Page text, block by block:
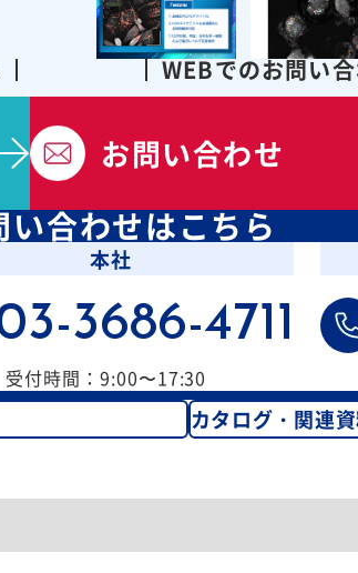
WEBでのお問い
お問い合わせ
い合わせはこちら
本社
3686-4711
受付時間：9:00〜17:30
カタログ・関連